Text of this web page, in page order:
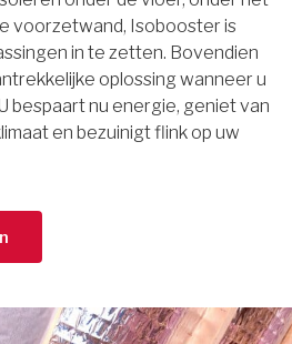
voorzetwand, Isobooster is
in te zetten. Bovendien
oplossing wanneer u
bespaart nu energie, geniet van
en bezuinigt flink op uw